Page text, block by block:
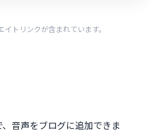
トリンクが含まれています。
音声をブログに追加できま